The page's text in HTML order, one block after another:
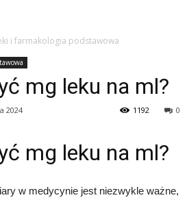
i farmakologia podstawowa
mg leku na ml?
2024 0
1192
mg leku na ml?
w medycynie jest niezwykle ważne,